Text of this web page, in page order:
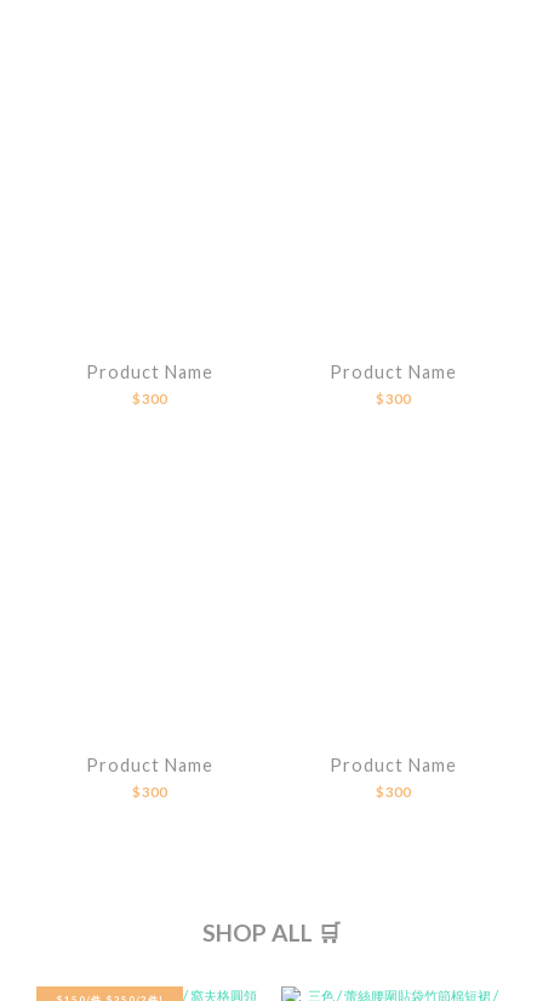
Product Name
$300
Product Name
$300
Product Name
$300
Product Name
$300
SHOP ALL 🛒